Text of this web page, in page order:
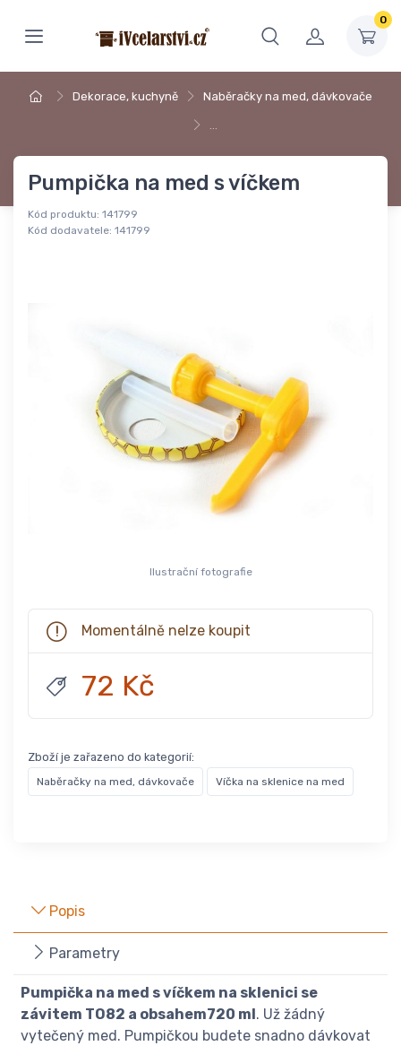
0
Dekorace, kuchyně Naběračky na med, dávkovače
…
Pumpička na med s víčkem
Kód produktu: 141799
Kód dodavatele: 141799
Ilustrační fotografie
Momentálně nelze koupit
72 Kč
Zboží je zařazeno do kategorií:
Naběračky na med, dávkovače Víčka na sklenice na med
Popis
Parametry
Pumpička na med s víčkem na sklenici se
závitem TO82 a obsahem720 ml . Už žádný
vytečený med. Pumpičkou budete snadno dávkovat